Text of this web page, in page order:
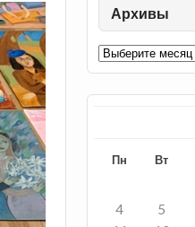
Архивы
Архивы
Пн Вт
4
5